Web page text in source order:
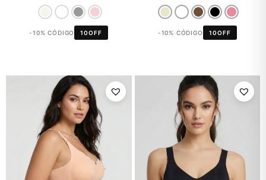
-10% CÓDIGO 10OFF -10% CÓDIGO 10OFF